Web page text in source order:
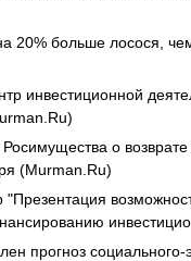
20% больше лосося,
инвестиционной
о возврате
(Murman.Ru)
прогноз социального-